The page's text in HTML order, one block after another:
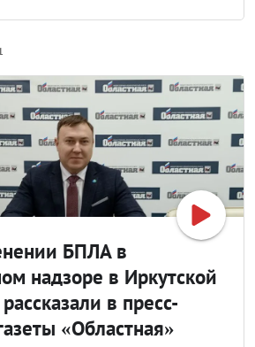
БПЛА в
надзоре в Иркутской
в пресс-
«Областная»